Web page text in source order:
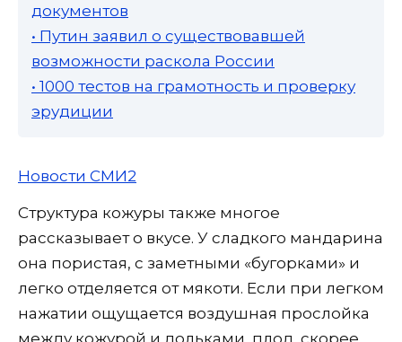
документов
• Путин заявил о существовавшей
возможности раскола России
• 1000 тестов на грамотность и проверку
эрудиции
Новости СМИ2
Структура кожуры также многое
рассказывает о вкусе. У сладкого мандарина
она пористая, с заметными «бугорками» и
легко отделяется от мякоти. Если при легком
нажатии ощущается воздушная прослойка
между кожурой и дольками, плод, скорее